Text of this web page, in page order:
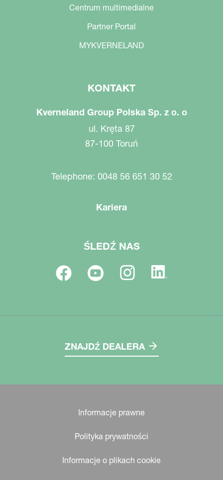
Centrum multimedialne
Partner Portal
MYKVERNELAND
KONTAKT
Kverneland Group Polska Sp. z o. o
ul. Kręta 87
87-100 Toruń
Telephone: 0048 56 651 30 52
Kariera
ŚLEDŹ NAS
ZNAJDŹ DEALERA
Informacje prawne
Polityka prywatności
Informacje o plikach cookie